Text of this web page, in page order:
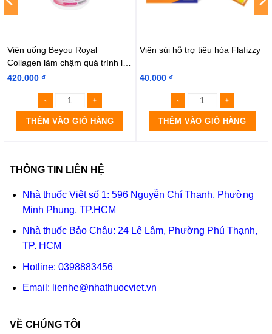
Viên uống Beyou Royal
Collagen làm chậm quá trình lão
hoá da (90 viên)
420.000 ₫
THÊM VÀO GIỎ HÀNG
Viên sủi hỗ trợ tiêu hóa Flafizzy
40.000 ₫
THÊM VÀO GIỎ HÀNG
THÔNG TIN LIÊN HỆ
Nhà thuốc Việt số 1: 596 Nguyễn Chí Thanh, Phường
Minh Phụng, TP.HCM
Nhà thuốc Bảo Châu: 24 Lê Lâm, Phường Phú Thạnh,
TP. HCM
Hotline: 0398883456
Email: lienhe@nhathuocviet.vn
VỀ CHÚNG TÔI